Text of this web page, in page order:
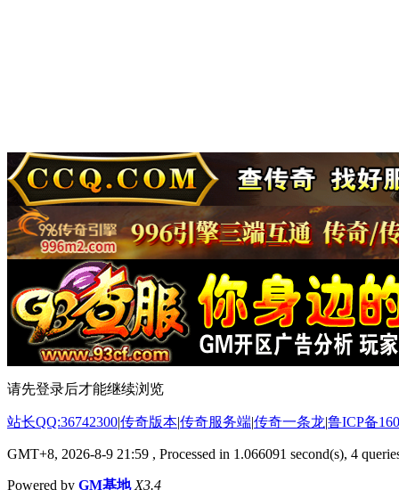
请先登录后才能继续浏览
站长QQ:36742300|传奇版本|传奇服务端|传奇一条龙|鲁ICP备
GMT+8, 2026-8-9 21:59 , Processed in 1.066091 second(s), 4
Powered by GM基地 X3.4